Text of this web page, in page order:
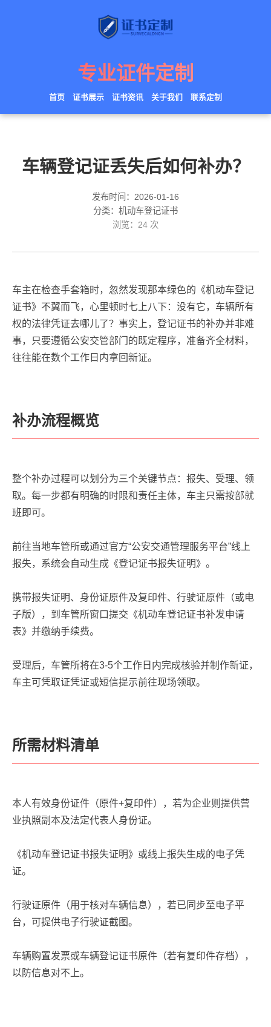
专业证件定制
首页 证书展示 证书资讯 关于我们 联系定制
车辆登记证丢失后如何补办？
发布时间：2026-01-16
分类：机动车登记证书
浏览： 24 次
车主在检查手套箱时，忽然发现那本绿色的《机动车登记
证书》不翼而飞，心里顿时七上八下：没有它，车辆所有
权的法律凭证去哪儿了？事实上，登记证书的补办并非难
事，只要遵循公安交管部门的既定程序，准备齐全材料，
往往能在数个工作日内拿回新证。
补办流程概览
整个补办过程可以划分为三个关键节点：报失、受理、领
取。每一步都有明确的时限和责任主体，车主只需按部就
班即可。
前往当地车管所或通过官方“公安交通管理服务平台”线上
报失，系统会自动生成《登记证书报失证明》。
携带报失证明、身份证原件及复印件、行驶证原件（或电
子版），到车管所窗口提交《机动车登记证书补发申请
表》并缴纳手续费。
受理后，车管所将在3-5个工作日内完成核验并制作新证，
车主可凭取证凭证或短信提示前往现场领取。
所需材料清单
本人有效身份证件（原件+复印件），若为企业则提供营
业执照副本及法定代表人身份证。
《机动车登记证书报失证明》或线上报失生成的电子凭
证。
行驶证原件（用于核对车辆信息），若已同步至电子平
台，可提供电子行驶证截图。
车辆购置发票或车辆登记证书原件（若有复印件存档），
以防信息对不上。